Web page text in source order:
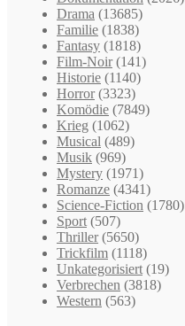
Drama (13685)
Familie (1838)
Fantasy (1818)
Film-Noir (141)
Historie (1140)
Horror (3323)
Komödie (7849)
Krieg (1062)
Musical (489)
Musik (969)
Mystery (1971)
Romanze (4341)
Science-Fiction (1780)
Sport (507)
Thriller (5650)
Trickfilm (1118)
Unkategorisiert (19)
Verbrechen (3818)
Western (563)